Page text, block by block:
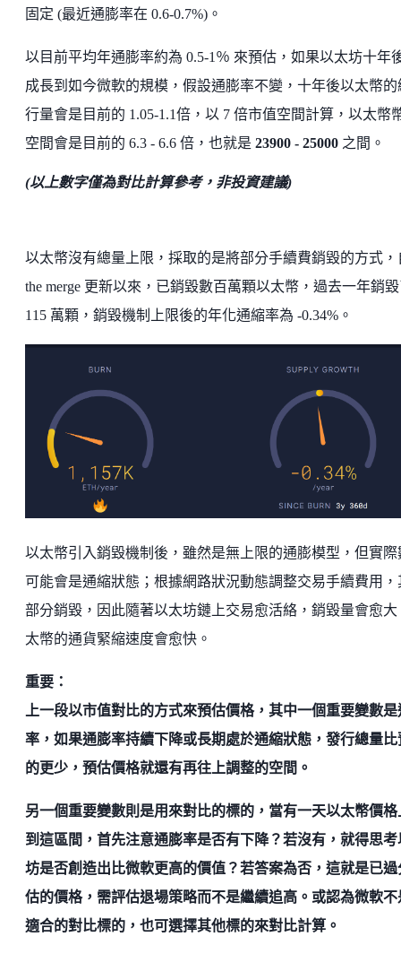
固定 (最近通膨率在 0.6-0.7%)。
以目前平均年通膨率約為 0.5-1％ 來預估，如果以太坊十年
成長到如今微軟的規模，假設通膨率不變，十年後以太幣的
行量會是目前的 1.05-1.1倍，以 7 倍市值空間計算，以太幣
空間會是目前的 6.3 - 6.6 倍，也就是 23900 - 25000 之間。
(以上數字僅為對比計算參考，非投資建議)
以太幣沒有總量上限，採取的是將部分手續費銷毀的方式，
the merge 更新以來，已銷毀數百萬顆以太幣，過去一年銷
115 萬顆，銷毀機制上限後的年化通縮率為 -0.34%。
以太幣引入銷毀機制後，雖然是無上限的通膨模型，但實際
可能會是通縮狀態；根據網路狀況動態調整交易手續費用，
部分銷毀，因此隨著以太坊鏈上交易愈活絡，銷毀量會愈大
太幣的通貨緊縮速度會愈快。
重要：
上一段以市值對比的方式來預估價格，其中一個重要變數是
率，如果通膨率持續下降或長期處於通縮狀態，發行總量比
的更少，預估價格就還有再往上調整的空間。
另一個重要變數則是用來對比的標的，當有一天以太幣價格
到這區間，首先注意通膨率是否有下降？若沒有，就得思考
坊是否創造出比微軟更高的價值？若答案為否，這就是已過
估的價格，需評估退場策略而不是繼續追高。或認為微軟不
適合的對比標的，也可選擇其他標的來對比計算。